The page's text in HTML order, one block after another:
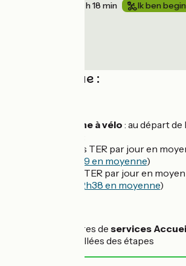
1 h 18 min Ik ben
Côté pratique :
Sur La Seine à vélo : au départ de
- 33 liaisons TER par jour en
1h29 en moyenne)
- 8 liaisons TER par jour en
2h38 en moyenne)
Voir les offres de services
pages détaillées des étapes